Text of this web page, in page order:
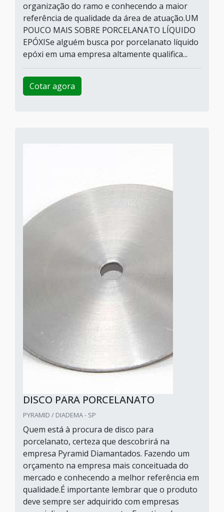
organização do ramo e conhecendo a maior
referência de qualidade da área de atuação.UM
POUCO MAIS SOBRE PORCELANATO LÍQUIDO
EPÓXISe alguém busca por porcelanato líquido
epóxi em uma empresa altamente qualifica...
Cotar agora
DISCO PARA PORCELANATO
PYRAMID / DIADEMA - SP
Quem está à procura de disco para
porcelanato, certeza que descobrirá na
empresa Pyramid Diamantados. Fazendo um
orçamento na empresa mais conceituada do
mercado e conhecendo a melhor referência em
qualidade.É importante lembrar que o produto
deve sempre ser adquirido com empresas